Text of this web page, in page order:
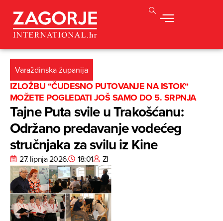
Varaždinska županija
IZLOŽBU “ČUDESNO PUTOVANJE NA ISTOK“
MOŽETE POGLEDATI JOŠ SAMO DO 5. SRPNJA
Tajne Puta svile u Trakošćanu:
Održano predavanje vodećeg
stručnjaka za svilu iz Kine
27. lipnja 2026. 18:01 ZI